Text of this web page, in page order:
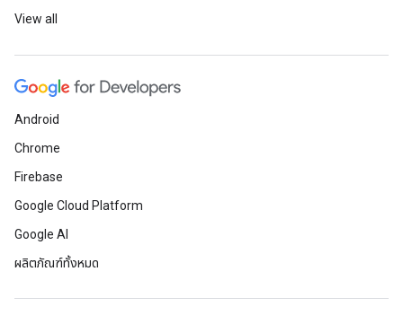
View all
Android
Chrome
Firebase
Google Cloud Platform
Google AI
ผลิตภัณฑ์ทั้งหมด